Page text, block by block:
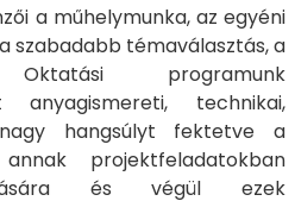
a műhelymunka, az egyéni
szabadabb témaválasztás, a
Oktatási programunk
anyagismereti, technikai,
hangsúlyt fektetve a
projektfeladatokban
és végül ezek